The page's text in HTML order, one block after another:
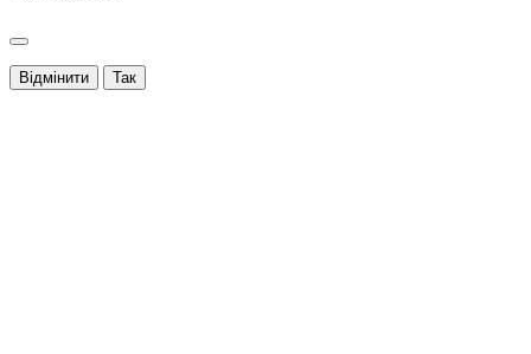
Відмінити Так